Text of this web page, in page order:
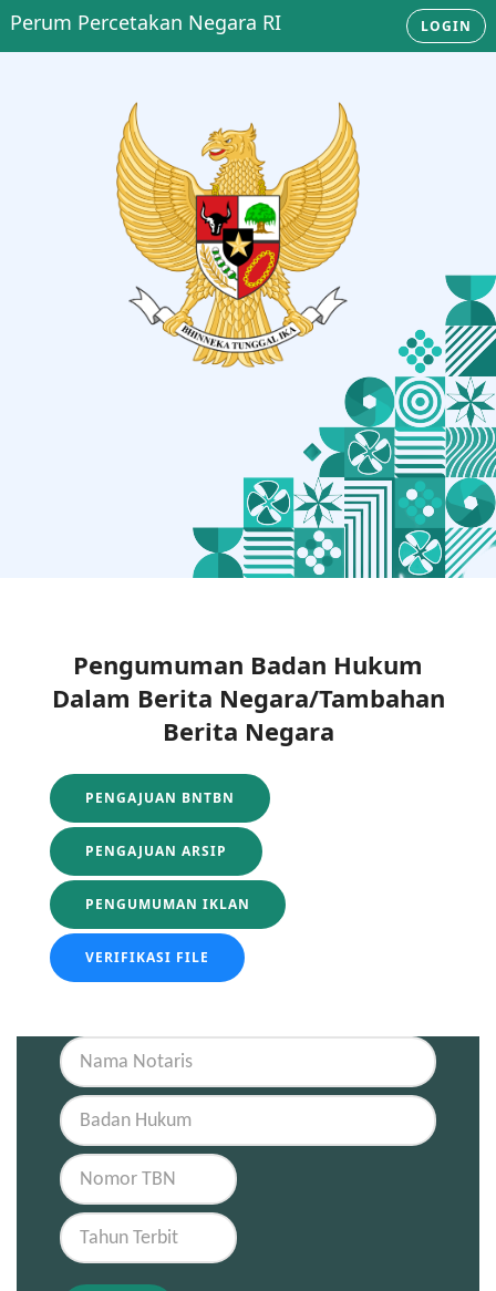
Perum Percetakan Negara RI LOGIN
Pengumuman Badan Hukum
Dalam Berita Negara/Tambahan
Berita Negara
PENGAJUAN BNTBN
PENGAJUAN ARSIP
PENGUMUMAN IKLAN
VERIFIKASI FILE